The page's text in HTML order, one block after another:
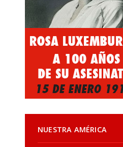
NUESTRA AMÉRICA